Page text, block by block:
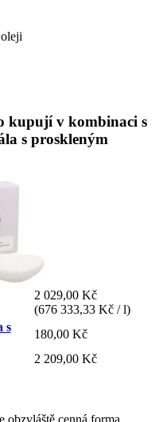
kupují v kombinaci s
s proskleným
2 029,00 Kč
(676 333,33 Kč / l)
s
180,00 Kč
2 209,00 Kč
obzvláště cenná forma